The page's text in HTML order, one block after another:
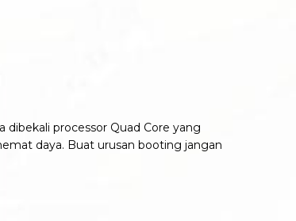
processor Quad Core yang
daya. Buat urusan booting jangan